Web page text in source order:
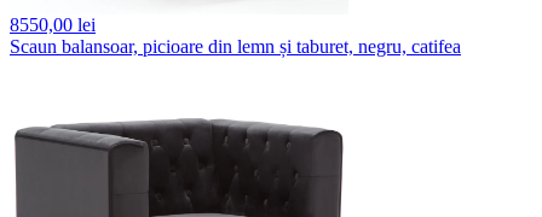
8550,00 lei
Scaun balansoar, picioare din lemn și taburet, negru, catifea